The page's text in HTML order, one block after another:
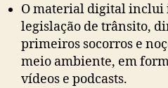
O material digital inclui
legislação de trânsito,
primeiros socorros e
meio ambiente, em
vídeos e podcasts.